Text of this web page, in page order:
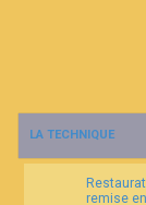
I
LA TECHNIQUE
remise